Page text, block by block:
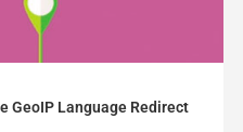
GeoIP Language Redirect